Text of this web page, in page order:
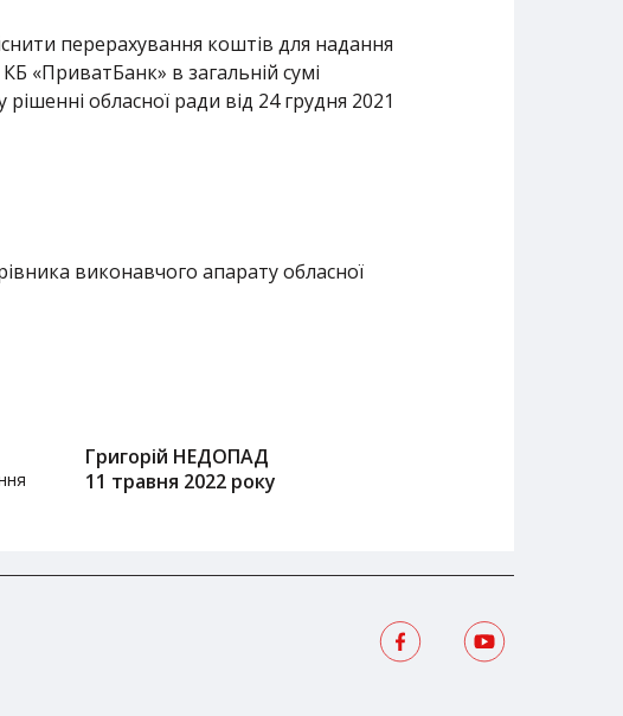
перерахування коштів для надання
«ПриватБанк» в загальній сумі
обласної ради від 24 грудня 2021
виконавчого апарату обласної
Григорій НЕДОПАД
11 травня 2022 року